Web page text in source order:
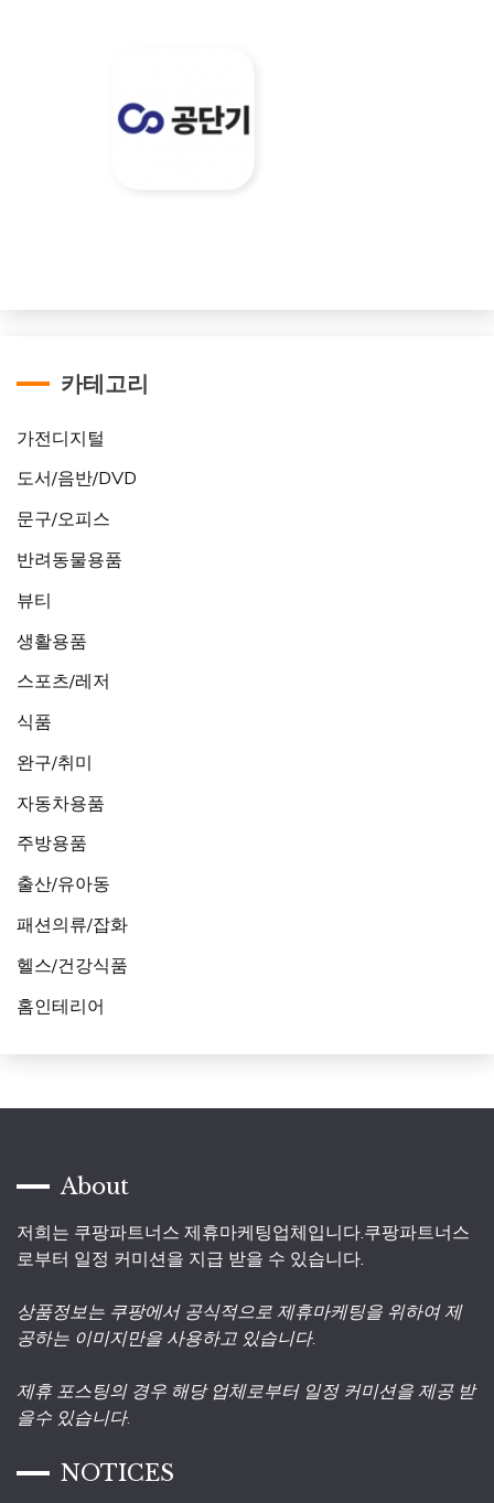
카테고리
가전디지털
도서/음반/DVD
문구/오피스
반려동물용품
뷰티
생활용품
스포츠/레저
식품
완구/취미
자동차용품
주방용품
출산/유아동
패션의류/잡화
헬스/건강식품
홈인테리어
About
저희는 쿠팡파트너스 제휴마케팅업체입니다.쿠팡파트너스
로부터 일정 커미션을 지급 받을 수 있습니다.
상품정보는 쿠팡에서 공식적으로 제휴마케팅을 위하여 제
공하는 이미지만을 사용하고 있습니다.
제휴 포스팅의 경우 해당 업체로부터 일정 커미션을 제공 받
을수 있습니다.
NOTICES